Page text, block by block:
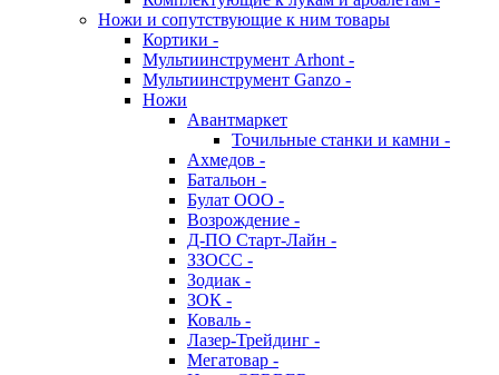
Ножи и сопутствующие к ним товары
Кортики -
Мультиинструмент Arhont -
Мультиинструмент Ganzo -
Ножи
Авантмаркет
Точильные станки и камни -
Ахмедов -
Батальон -
Булат ООО -
Возрождение -
Д-ПО Старт-Лайн -
ЗЗОСС -
Зодиак -
ЗОК -
Коваль -
Лазер-Трейдинг -
Мегатовар -